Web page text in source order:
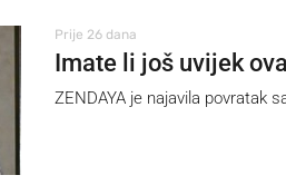
Prije 26 dana
Imate li još uvijek
ZENDAYA je najavila povratak